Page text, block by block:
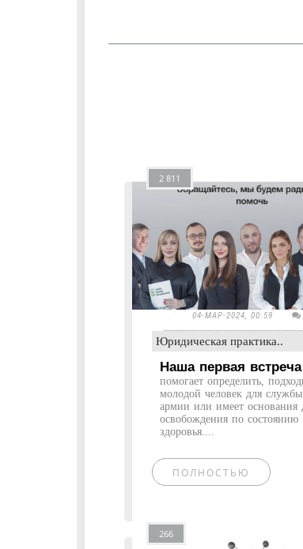
2 811
04-МАР-2024, 00:59
Юридическая практика..
Наша первая встреча
помогает определить,
молодой человек для
армии или имеет основания
освобождения по состоянию
здоровья....
ПОЛНОСТЬЮ
266